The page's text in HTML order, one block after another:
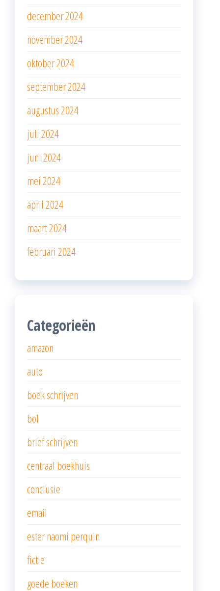
december 2024
november 2024
oktober 2024
september 2024
augustus 2024
juli 2024
juni 2024
mei 2024
april 2024
maart 2024
februari 2024
Categorieën
amazon
auto
boek schrijven
bol
brief schrijven
centraal boekhuis
conclusie
email
ester naomi perquin
fictie
goede boeken